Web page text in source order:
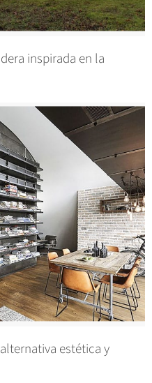
inspirada en la
estética y